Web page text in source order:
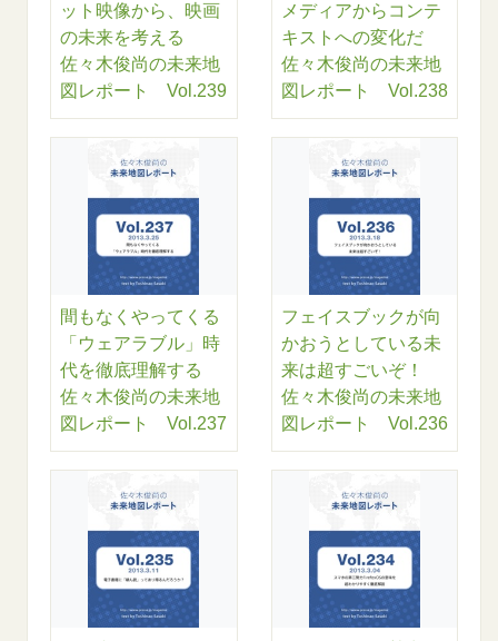
ット映像から、映画
の未来を考える
佐々木俊尚の未来地
図レポート Vol.239
メディアからコンテ
キストへの変化だ
佐々木俊尚の未来地
図レポート Vol.238
間もなくやってくる
「ウェアラブル」時
代を徹底理解する
佐々木俊尚の未来地
図レポート Vol.237
フェイスブックが向
かおうとしている未
来は超すごいぞ！
佐々木俊尚の未来地
図レポート Vol.236